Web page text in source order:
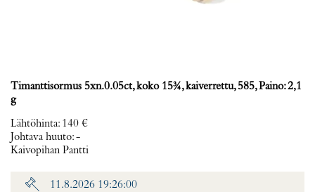
Timanttisormus 5xn.0.05ct, koko 15¾, kaiverrettu, 585, Paino: 2,1
g
Lähtöhinta: 140 €
Johtava huuto:-
Kaivopihan Pantti
11.8.2026 19:26:00